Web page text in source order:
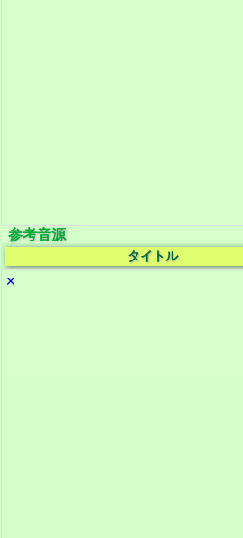
参考音源
タイトル
✕